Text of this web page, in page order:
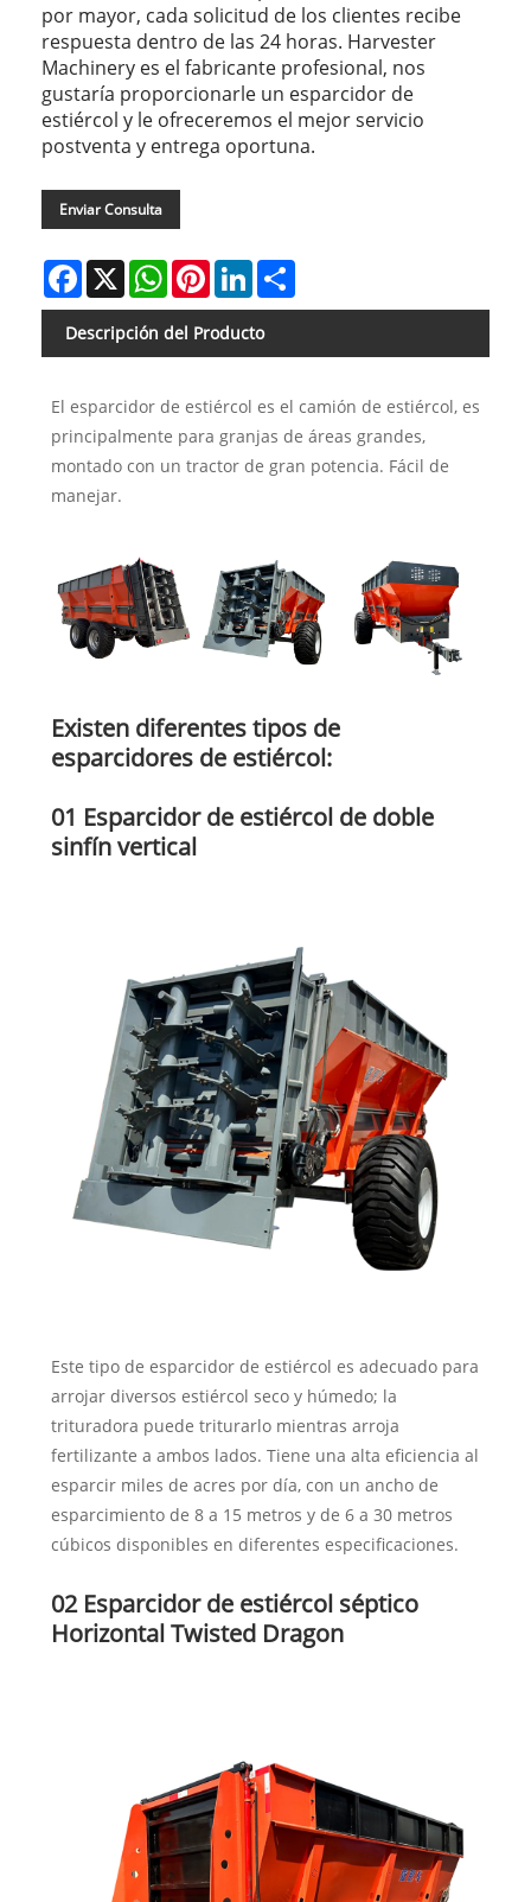
por mayor, cada solicitud de los clientes recibe
respuesta dentro de las 24 horas. Harvester
Machinery es el fabricante profesional, nos
gustaría proporcionarle un esparcidor de
estiércol y le ofreceremos el mejor servicio
postventa y entrega oportuna.
Enviar Consulta
Facebook
X WhatsAppPinterestLinkedIn
Descripción del Producto
El esparcidor de estiércol es el camión de estiércol, es
principalmente para granjas de áreas grandes,
montado con un tractor de gran potencia. Fácil de
manejar.
Existen diferentes tipos de
esparcidores de estiércol:
01 Esparcidor de estiércol de doble
sinfín vertical
Este tipo de esparcidor de estiércol es adecuado para
arrojar diversos estiércol seco y húmedo; la
trituradora puede triturarlo mientras arroja
fertilizante a ambos lados. Tiene una alta eficiencia al
esparcir miles de acres por día, con un ancho de
esparcimiento de 8 a 15 metros y de 6 a 30 metros
cúbicos disponibles en diferentes especificaciones.
02 Esparcidor de estiércol séptico
Horizontal Twisted Dragon